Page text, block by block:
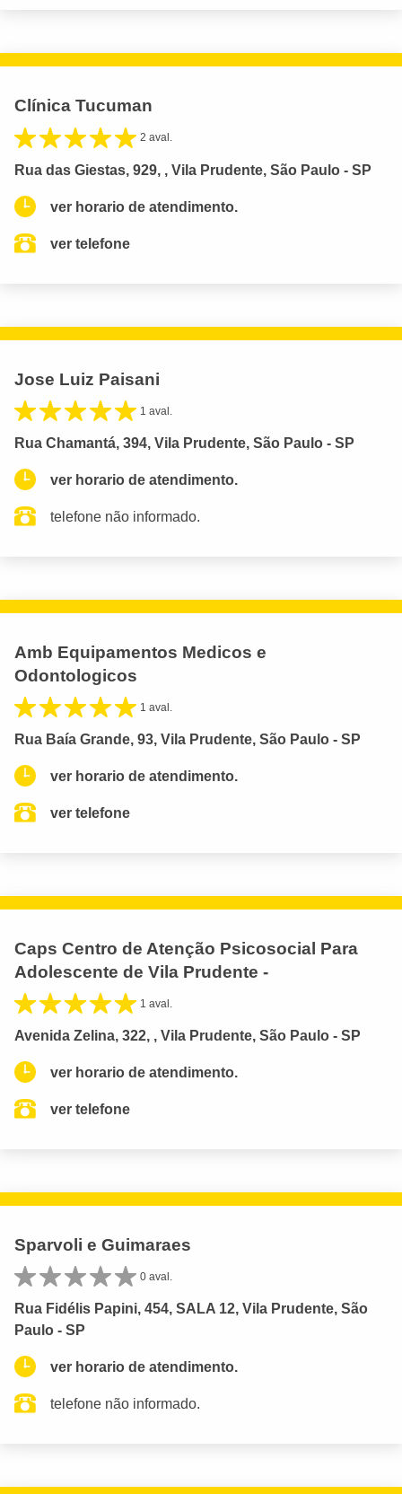
Clínica Tucuman
2 aval.
Rua das Giestas, 929, , Vila Prudente, São Paulo - SP
ver horario de atendimento.
ver telefone
Jose Luiz Paisani
1 aval.
Rua Chamantá, 394, Vila Prudente, São Paulo - SP
ver horario de atendimento.
telefone não informado.
Amb Equipamentos Medicos e
Odontologicos
1 aval.
Rua Baía Grande, 93, Vila Prudente, São Paulo - SP
ver horario de atendimento.
ver telefone
Caps Centro de Atenção Psicosocial Para
Adolescente de Vila Prudente -
1 aval.
Avenida Zelina, 322, , Vila Prudente, São Paulo - SP
ver horario de atendimento.
ver telefone
Sparvoli e Guimaraes
0 aval.
Rua Fidélis Papini, 454, SALA 12, Vila Prudente, São
Paulo - SP
ver horario de atendimento.
telefone não informado.